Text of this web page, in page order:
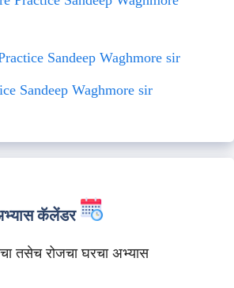
Sandeep Waghmore sir
Sandeep Waghmore sir
कॅलेंडर
तसेच रोजचा घरचा अभ्यास